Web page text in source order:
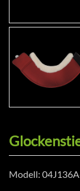
Modell: